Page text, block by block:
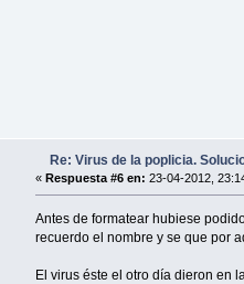
Re: Virus de la poplicia.
«Respuesta #6 en: 23-04-2012,
Antes de formatear hubiese
recuerdo el nombre y se que por
El virus éste el otro día dieron en